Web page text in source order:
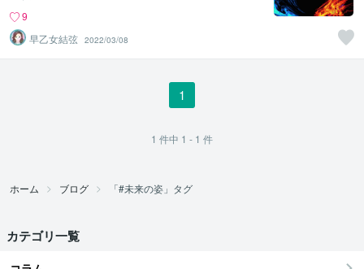
9
早乙女結弦 2022/03/08
1
1 件中 1 - 1 件
ホーム ブログ 「#未来の姿」タグ
カテゴリ一覧